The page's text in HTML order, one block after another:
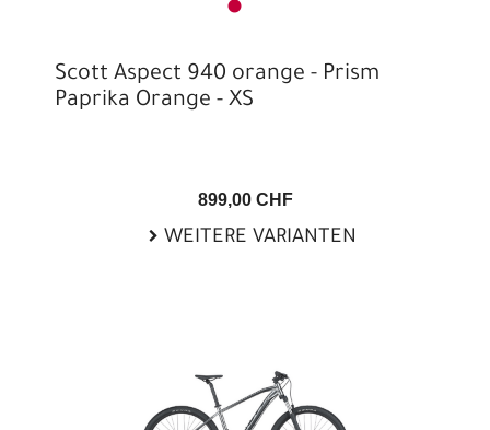
Scott Aspect 940 orange - Prism
Paprika Orange - XS
899,00 CHF
WEITERE VARIANTEN